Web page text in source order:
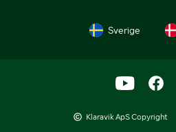
Sverige
Klaravik ApS Copyright